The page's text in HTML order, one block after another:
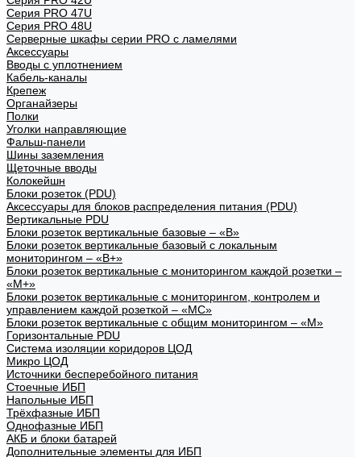
Серия PRO 47U
Серия PRO 48U
Серверные шкафы серии PRO с ламелями
Аксессуары
Вводы с уплотнением
Кабель-каналы
Крепеж
Органайзеры
Полки
Уголки направляющие
Фальш-панели
Шины заземления
Щеточные вводы
Колокейшн
Блоки розеток (PDU)
Аксессуары для блоков распределения питания (PDU)
Вертикальные PDU
Блоки розеток вертикальные базовые – «В»
Блоки розеток вертикальные базовый с локальным
мониторингом – «В+»
Блоки розеток вертикальные с мониторингом каждой розетки –
«М+»
Блоки розеток вертикальные с мониторингом, контролем и
управлением каждой розеткой – «МС»
Блоки розеток вертикальные с общим мониторингом – «М»
Горизонтальные PDU
Система изоляции коридоров ЦОД
Микро ЦОД
Источники бесперебойного питания
Стоечные ИБП
Напольные ИБП
Трёхфазные ИБП
Однофазные ИБП
АКБ и блоки батарей
Дополнительные элементы для ИБП